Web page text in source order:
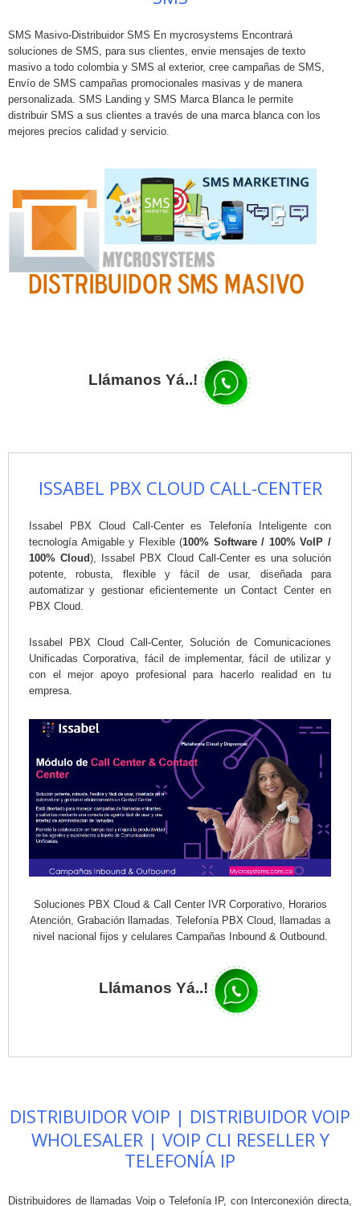
SMS Masivo-Distribuidor SMS En mycrosystems Encontrará
soluciones de SMS, para sus clientes, envie mensajes de texto
masivo a todo colombia y SMS al exterior, cree campañas de SMS,
Envío de SMS campañas promocionales masivas y de manera
personalizada. SMS Landing y SMS Marca Blanca le permite
distribuir SMS a sus clientes a través de una marca blanca con los
mejores precios calidad y servicio.
Llámanos Yá..!
ISSABEL PBX CLOUD CALL-CENTER
Issabel PBX Cloud Call-Center es Telefonía Inteligente con
tecnología Amigable y Flexible (100% Software / 100% VoIP /
100% Cloud), Issabel PBX Cloud Call-Center es una solución
potente, robusta, flexible y fácil de usar, diseñada para
automatizar y gestionar eficientemente un Contact Center en
PBX Cloud.
Issabel PBX Cloud Call-Center, Solución de Comunicaciones
Unificadas Corporativa, fácil de implementar, fácil de utilizar y
con el mejor apoyo profesional para hacerlo realidad en tu
empresa.
Soluciones PBX Cloud & Call Center IVR Corporativo, Horarios
Atención, Grabación llamadas. Telefonía PBX Cloud, llamadas a
nivel nacional fijos y celulares Campañas Inbound & Outbound.
Llámanos Yá..!
DISTRIBUIDOR VOIP | DISTRIBUIDOR VOIP
WHOLESALER | VOIP CLI RESELLER Y
TELEFONÍA IP
Distribuidores de llamadas Voip o Telefonía IP, con Interconexión directa,